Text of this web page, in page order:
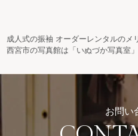
成人式の振袖 オーダーレンタルのメ
西宮市の写真館は「いぬづか写真室」
お問い